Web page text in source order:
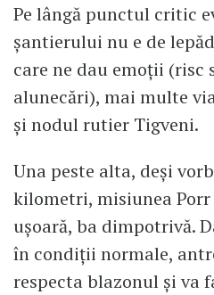
Pe lângă punctul critic
șantierului nu e de
care ne dau emoții (risc
alunecări), mai multe
și nodul rutier Tigveni.
Una peste alta, deși
kilometri, misiunea
ușoară, ba dimpotrivă.
în condiții normale,
respecta blazonul și va